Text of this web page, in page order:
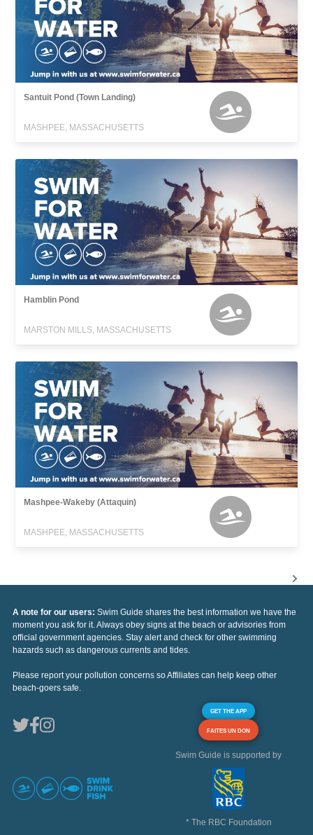
Santuit Pond (Town Landing)
MASHPEE, MASSACHUSETTS
Hamblin Pond
MARSTON MILLS, MASSACHUSETTS
Mashpee-Wakeby (Attaquin)
MASHPEE, MASSACHUSETTS
A note for our users: Swim Guide shares the best information we have the
moment you ask for it. Always obey signs at the beach or advisories from
official government agencies. Stay alert and check for other swimming
hazards such as dangerous currents and tides.
Please report your pollution concerns so Affiliates can help keep other
beach-goers safe.
GET THE APP
FAITES UN DON
Swim Guide is supported by
* The RBC Foundation